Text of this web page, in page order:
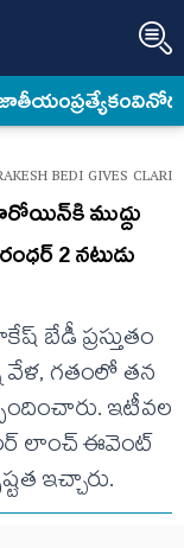
ప్రత్యేకం
BEDI GIVES
ముద్దు
2 న‌టుడు
బేడీ ప్రస్తుతం
వేళ, గతంలో తన
ఇటీవల
లాంచ్ ఈవెంట్
ఇచ్చారు.